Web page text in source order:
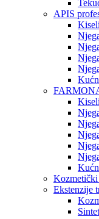
APIS
Ekstenzije